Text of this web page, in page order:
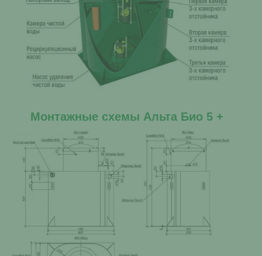
Монтажные схемы Альта Био 5 +